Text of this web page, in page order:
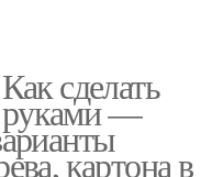
сделать
руками —
картона в